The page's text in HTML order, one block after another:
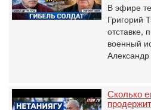
В эфире
Григорий
отставке,
военный
Сколько